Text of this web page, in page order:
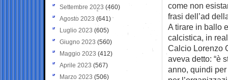
come non
frasi dell’ad
A tirare in ballo
calcistica, in
Calcio Lorenzo
aveva detto: “è
anno, quindi
Settembre 2023 (460)
Agosto 2023 (641)
Luglio 2023 (605)
Giugno 2023 (560)
Maggio 2023 (412)
Aprile 2023 (567)
Marzo 2023 (506)